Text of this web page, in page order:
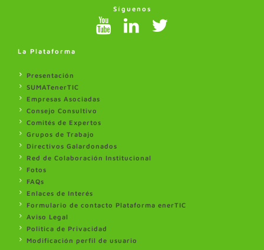
Síguenos
La Plataforma
Presentación
SUMATenerTIC
Empresas Asociadas
Consejo Consultivo
Comités de Expertos
Grupos de Trabajo
Directivos Galardonados
Red de Colaboración Institucional
Fotos
FAQs
Enlaces de Interés
Formulario de contacto Plataforma enerTIC
Aviso Legal
Politica de Privacidad
Modificación perfil de usuario